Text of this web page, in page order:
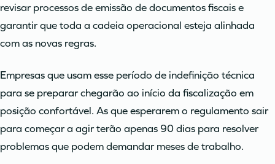
revisar processos de emissão de documentos fiscais e
garantir que toda a cadeia operacional esteja alinhada
com as novas regras.
Empresas que usam esse período de indefinição técnica
para se preparar chegarão ao início da fiscalização em
posição confortável. As que esperarem o regulamento sair
para começar a agir terão apenas 90 dias para resolver
problemas que podem demandar meses de trabalho.